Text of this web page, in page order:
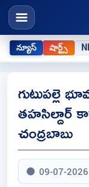
న్యూస్ షార్ట్స్
గుటుపల్లె
తహసిల్దార్
చంద్రబాబు
09-07-